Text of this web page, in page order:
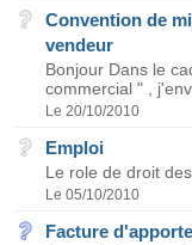
Convention de
vendeur
Bonjour Dans le
commercial " ,
Le 20/10/2010
Emploi
Le role de droit
Le 05/10/2010
Facture